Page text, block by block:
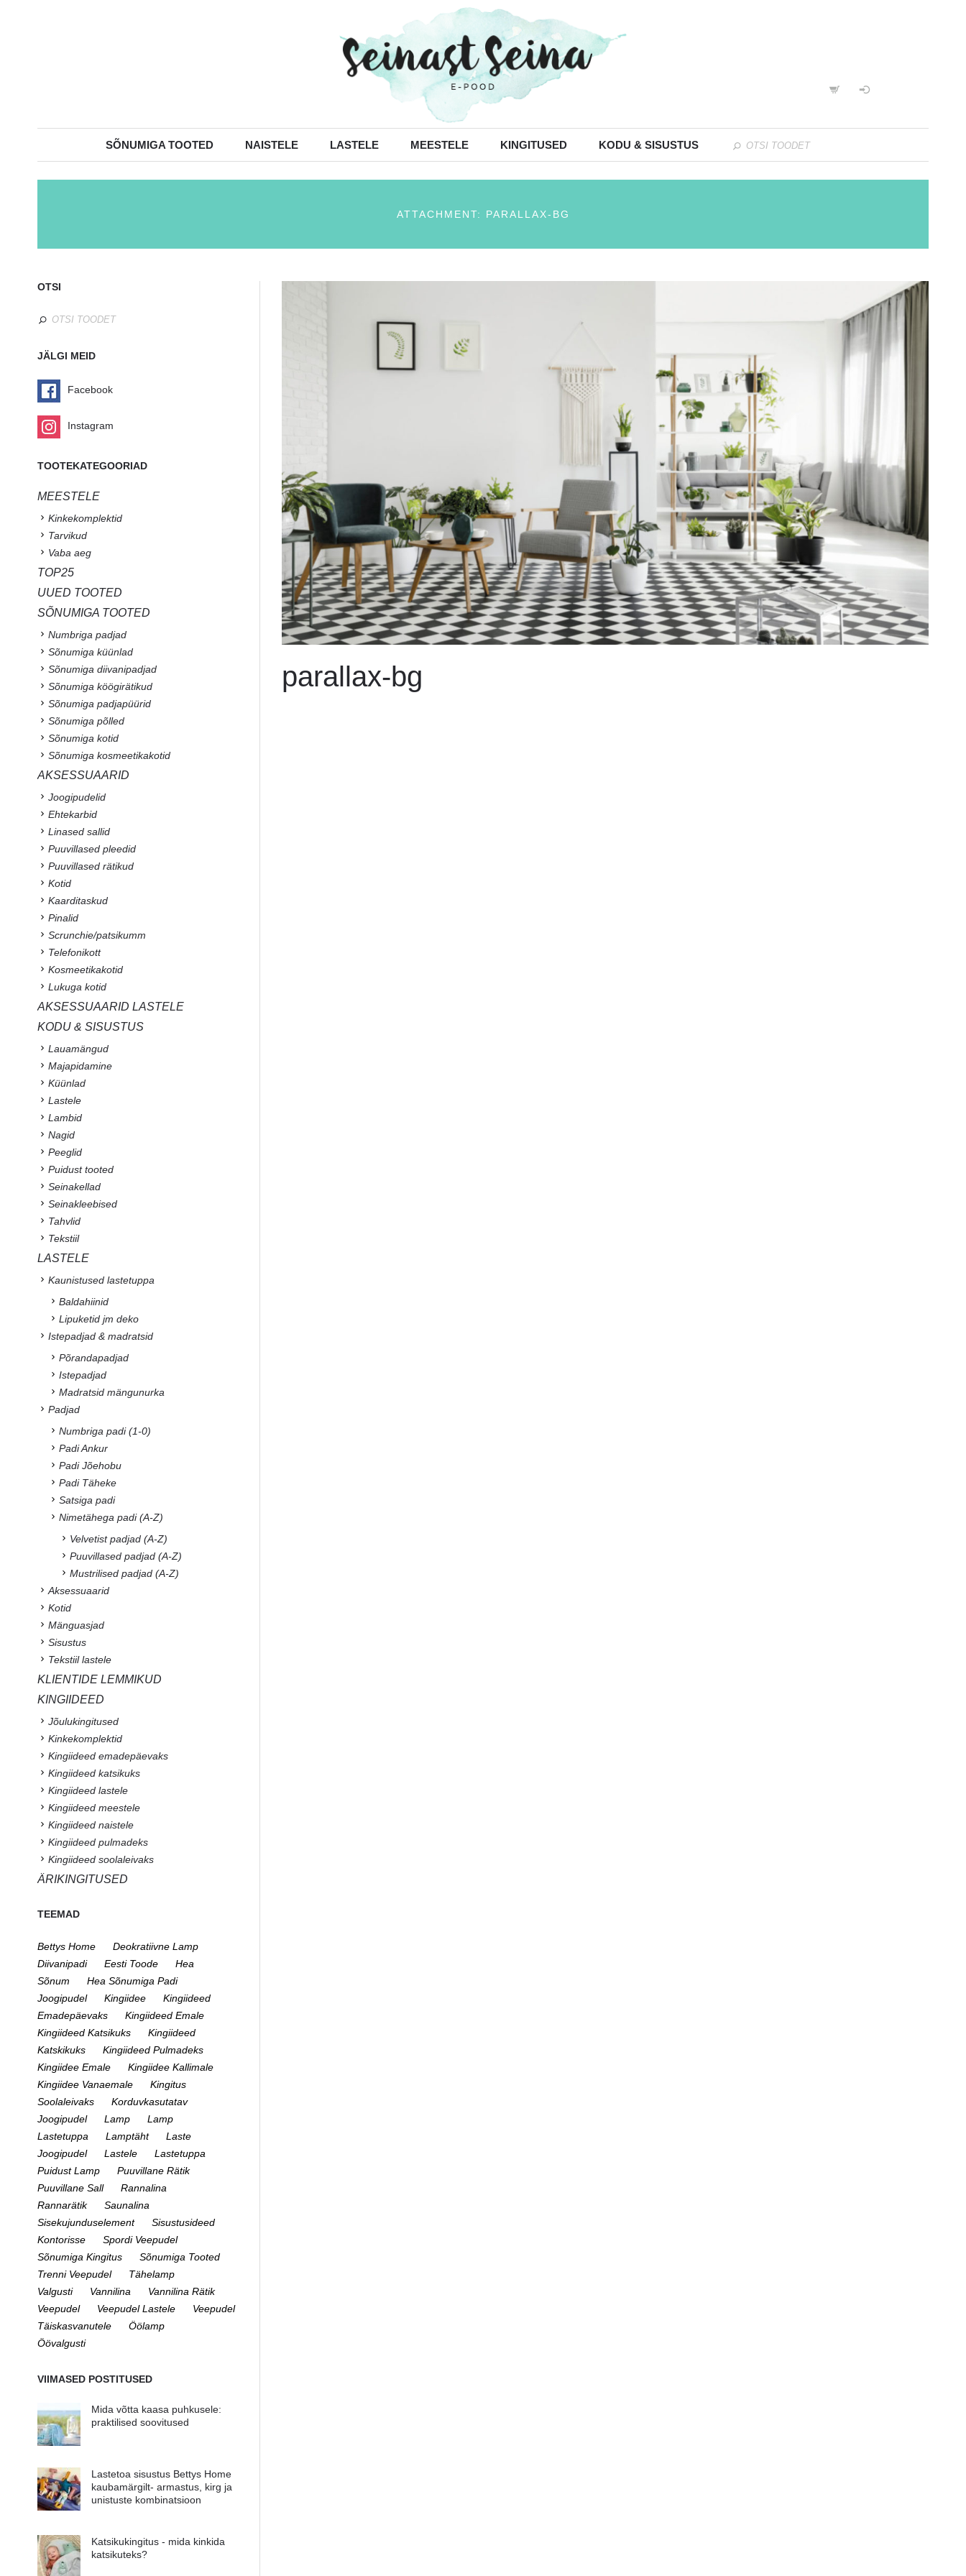
SÕNUMIGA TOOTED NAISTELE LASTELE MEESTELE KINGITUSED KODU & SISUSTUS
ATTACHMENT: PARALLAX-BG
parallax-bg
OTSI
JÄLGI MEID
Facebook
Instagram
TOOTEKATEGOORIAD
MEESTELE
Kinkekomplektid
Tarvikud
Vaba aeg
TOP25
UUED TOOTED
SÕNUMIGA TOOTED
Numbriga padjad
Sõnumiga küünlad
Sõnumiga diivanipadjad
Sõnumiga köögirätikud
Sõnumiga padjapüürid
Sõnumiga põlled
Sõnumiga kotid
Sõnumiga kosmeetikakotid
AKSESSUAARID
Joogipudelid
Ehtekarbid
Linased sallid
Puuvillased pleedid
Puuvillased rätikud
Kotid
Kaarditaskud
Pinalid
Scrunchie/patsikumm
Telefonikott
Kosmeetikakotid
Lukuga kotid
AKSESSUAARID LASTELE
KODU & SISUSTUS
Lauamängud
Majapidamine
Küünlad
Lastele
Lambid
Nagid
Peeglid
Puidust tooted
Seinakellad
Seinakleebised
Tahvlid
Tekstiil
LASTELE
Kaunistused lastetuppa
Baldahiinid
Lipuketid jm deko
Istepadjad & madratsid
Põrandapadjad
Istepadjad
Madratsid mängunurka
Padjad
Numbriga padi (1-0)
Padi Ankur
Padi Jõehobu
Padi Täheke
Satsiga padi
Nimetähega padi (A-Z)
Velvetist padjad (A-Z)
Puuvillased padjad (A-Z)
Mustrilised padjad (A-Z)
Aksessuaarid
Kotid
Mänguasjad
Sisustus
Tekstiil lastele
KLIENTIDE LEMMIKUD
KINGIIDEED
Jõulukingitused
Kinkekomplektid
Kingiideed emadepäevaks
Kingiideed katsikuks
Kingiideed lastele
Kingiideed meestele
Kingiideed naistele
Kingiideed pulmadeks
Kingiideed soolaleivaks
ÄRIKINGITUSED
TEEMAD
Bettys Home
Deokratiivne Lamp
Diivanipadi
Eesti Toode
Hea
Sõnum
Hea Sõnumiga Padi
Joogipudel
Kingiidee
Kingiideed
Emadepäevaks
Kingiideed Emale
Kingiideed Katsikuks
Kingiideed
Katskikuks
Kingiideed Pulmadeks
Kingiidee Emale
Kingiidee Kallimale
Kingiidee Vanaemale
Kingitus
Soolaleivaks
Korduvkasutatav
Joogipudel
Lamp
Lamp
Lastetuppa
Lamptäht
Laste
Joogipudel
Lastele
Lastetuppa
Puidust Lamp
Puuvillane Rätik
Puuvillane Sall
Rannalina
Rannarätik
Saunalina
Sisekujunduselement
Sisustusideed
Kontorisse
Spordi Veepudel
Sõnumiga Kingitus
Sõnumiga Tooted
Trenni Veepudel
Tähelamp
Valgusti
Vannilina
Vannilina Rätik
Veepudel
Veepudel Lastele
Veepudel
Täiskasvanutele
Öölamp
Öövalgusti
VIIMASED POSTITUSED
Mida võtta kaasa puhkusele:
praktilised soovitused
Lastetoa sisustus Bettys Home
kaubamärgilt- armastus, kirg ja
unistuste kombinatsioon
Katsikukingitus - mida kinkida
katsikuteks?